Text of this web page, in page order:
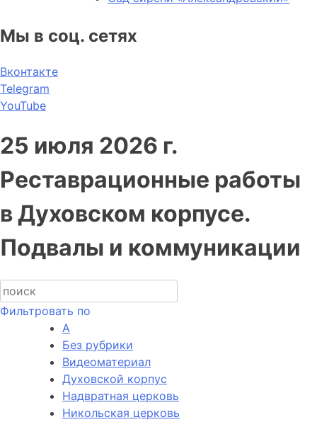
Мы в соц. сетях
Вконтакте
Telegram
YouTube
25 июля 2026 г.
Реставрационные работы
в Духовском корпусе.
Подвалы и коммуникации
Фильтровать по
А
Без рубрики
Видеоматериал
Духовской корпус
Надвратная церковь
Никольская церковь